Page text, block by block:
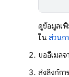
ดูข้อมูลเ
ใน ส่วนก
ขออีเมลจ
ส่งลิงก์ก